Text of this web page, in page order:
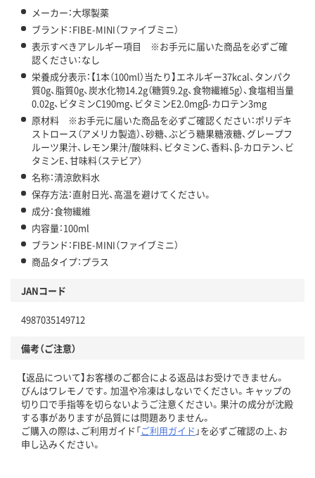
メーカー：大塚製薬
ブランド：FIBE-MINI（ファイブミニ）
表示すべきアレルギー項目 ※お手元に届いた商品を必ずご確
認ください：なし
栄養成分表示：【1本（100ml）当たり】エネルギー37kcal、タンパク
質0g、脂質0g、炭水化物14.2g（糖質9.2g、食物繊維5g）、食塩相当量
0.02g、ビタミンC190mg、ビタミンE2.0mgβ-カロテン3mg
原材料 ※お手元に届いた商品を必ずご確認ください：ポリデキ
ストロース（アメリカ製造）、砂糖、ぶどう糖果糖液糖、グレープフ
ルーツ果汁、レモン果汁/酸味料、ビタミンC、香料、β-カロテン、ビ
タミンE、甘味料（ステビア）
名称：清涼飲料水
保存方法：直射日光、高温を避けてください。
成分：食物繊維
内容量：100ml
ブランド：FIBE-MINI（ファイブミニ）
商品タイプ：プラス
JANコード
4987035149712
備考（ご注意）
【返品について】お客様のご都合による返品はお受けできません。
びんはワレモノです。加温や冷凍はしないでください。キャップの
切り口で手指等を切らないようご注意ください。果汁の成分が沈殿
する事がありますが品質には問題ありません。
ご購入の際は、ご利用ガイド「ご利用ガイド 」を必ずご確認の上、お
申し込みください。